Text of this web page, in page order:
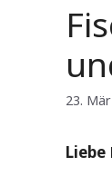
23.
Liebe